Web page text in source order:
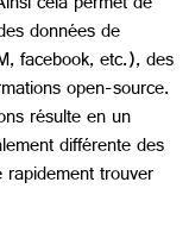
données de
facebook, etc.), des
open-source.
résulte en un
différente des
trouver